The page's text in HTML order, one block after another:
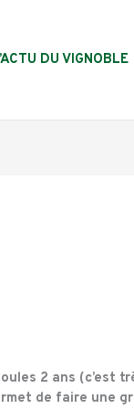
DU VIGNOBLE
2 ans (c’est
de faire une